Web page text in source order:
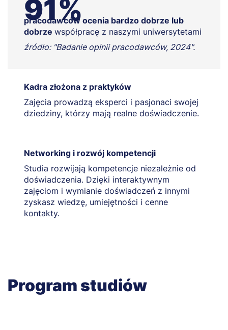
91%
pracodawców ocenia bardzo dobrze lub
dobrze współpracę z naszymi uniwersytetami
źródło: "Badanie opinii pracodawców, 2024".
Kadra złożona z praktyków
Zajęcia prowadzą eksperci i pasjonaci swojej
dziedziny, którzy mają realne doświadczenie.
Networking i rozwój kompetencji
Studia rozwijają kompetencje niezależnie od
doświadczenia. Dzięki interaktywnym
zajęciom i wymianie doświadczeń z innymi
zyskasz wiedzę, umiejętności i cenne
kontakty.
Program studiów